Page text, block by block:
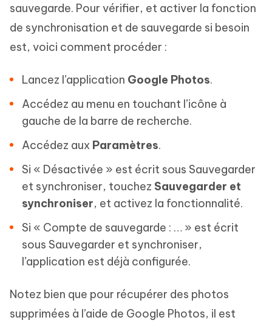
sauvegarde. Pour vérifier, et activer la fonction
de synchronisation et de sauvegarde si besoin
est, voici comment procéder :
Lancez l’application Google Photos.
Accédez au menu en touchant l’icône à
gauche de la barre de recherche.
Accédez aux Paramètres.
Si « Désactivée » est écrit sous Sauvegarder
et synchroniser, touchez Sauvegarder et
synchroniser, et activez la fonctionnalité.
Si « Compte de sauvegarde : … » est écrit
sous Sauvegarder et synchroniser,
l’application est déjà configurée.
Notez bien que pour récupérer des photos
supprimées à l’aide de Google Photos, il est